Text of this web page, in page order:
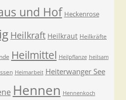
und Hof Heckenrose
Heilkraft Heilkraut Heilkräfte
Heilmittel Heilpflanze heilsam
Heimarbeit Heiterwanger See
Hennen Hennenkoch